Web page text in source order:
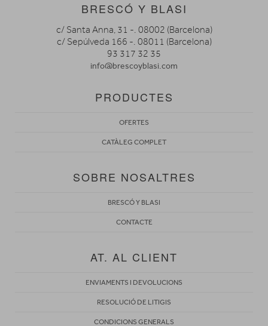
BRESCÓ Y BLASI
c/ Santa Anna, 31 -. 08002 (Barcelona)
c/ Sepúlveda 166 -. 08011 (Barcelona)
93 317 32 35
info@brescoyblasi.com
PRODUCTES
OFERTES
CATÀLEG COMPLET
SOBRE NOSALTRES
BRESCÓ Y BLASI
CONTACTE
AT. AL CLIENT
ENVIAMENTS I DEVOLUCIONS
RESOLUCIÓ DE LITIGIS
CONDICIONS GENERALS